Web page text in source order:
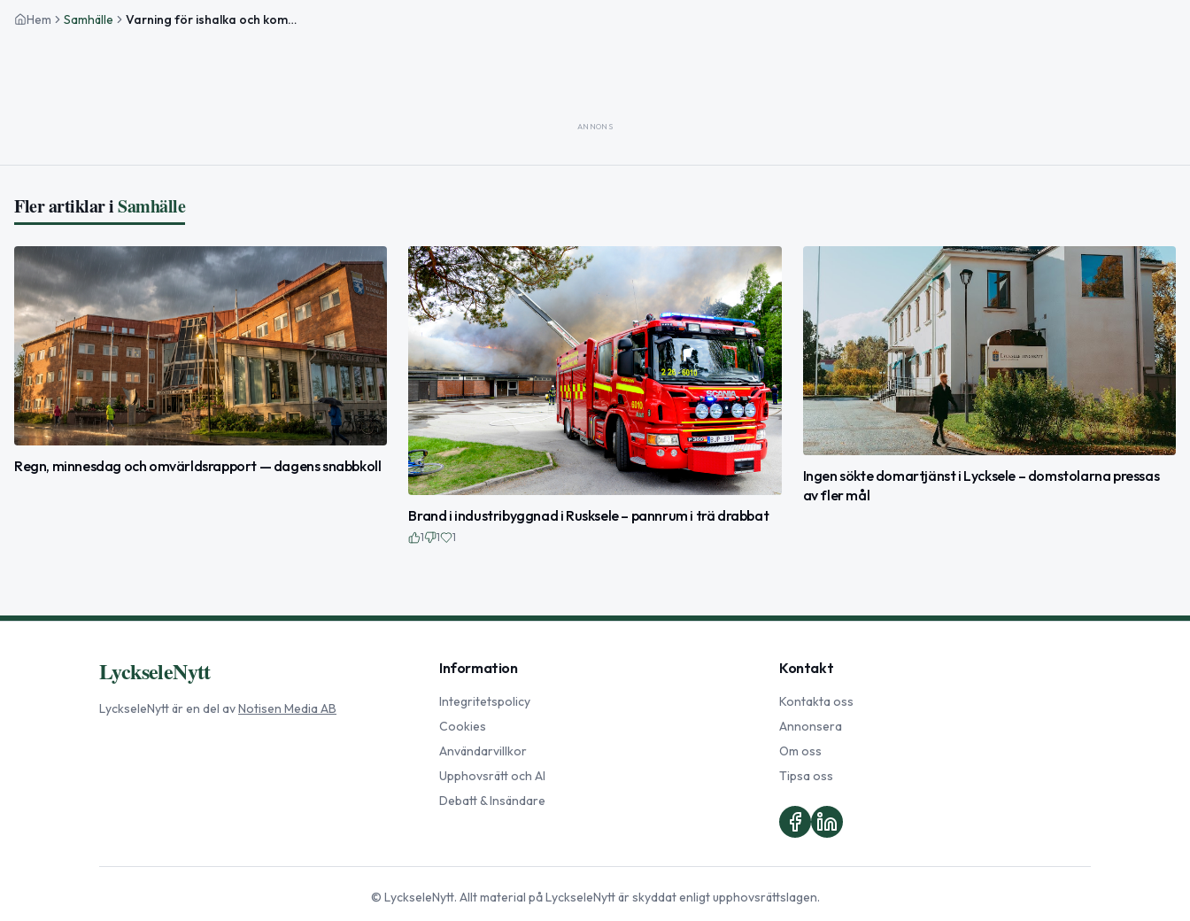
Hem Samhälle Varning för ishalka och kommande evenemang i Lycksele
ANNONS
Fler artiklar iSamhälle
Regn, minnesdag och omvärldsrapport — dagens snabbkoll
Brand i industribyggnad i Rusksele – pannrum i trä drabbat
1 1 1
Ingen sökte domartjänst i Lycksele – domstolarna pressas
av fler mål
LyckseleNytt
LyckseleNyttär en del avNotisen Media AB
Information
Integritetspolicy
Cookies
Användarvillkor
Upphovsrätt och AI
Debatt & Insändare
Kontakt
Kontakta oss
Annonsera
Om oss
Tipsa oss
© LyckseleNytt. Allt material påLyckseleNyttär skyddat enligt upphovsrättslagen.